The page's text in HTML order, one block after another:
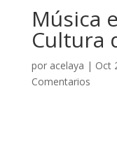
Música
Cultura
por acelaya | Oct
Comentarios